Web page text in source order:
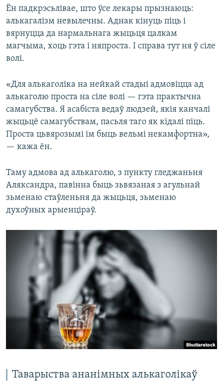
Ён падкрэсьлівае, што ўсе лекары прызнаюць:
алькагалізм невылечны. Аднак кінуць піць і
вярнуцца да нармальнага жыцьця цалкам
магчыма, хоць гэта і няпроста. І справа тут ня ў сіле
волі.
«Для алькаголіка на нейкай стадыі адмовіцца ад
алькаголю проста на сіле волі — гэта практычна
самагубства. Я асабіста ведаў людзей, якія канчалі
жыцьцё самагубствам, пасьля таго як кідалі піць.
Проста цьвярозымі ім быць вельмі некамфортна»,
— кажа ён.
Таму адмова ад алькаголю, з пункту гледжаньня
Аляксандра, павінна быць зьвязаная з агульнай
зьменаю стаўленьня да жыцьця, зьменаю
духоўных арыенціраў.
Таварыства ананімных алькаголікаў